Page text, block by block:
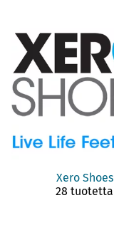
Xero Shoes
28 tuotetta